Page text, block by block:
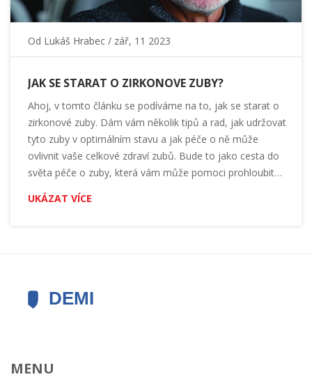
Od Lukáš Hrabec / zář, 11 2023
JAK SE STARAT O ZIRKONOVE ZUBY?
Ahoj, v tomto článku se podíváme na to, jak se starat o
zirkonové zuby. Dám vám několik tipů a rad, jak udržovat
tyto zuby v optimálním stavu a jak péče o ně může
ovlivnit vaše celkové zdraví zubů. Bude to jako cesta do
světa péče o zuby, která vám může pomoci prohloubit
vaše znalosti o tomto tématu. Připojte se ke mně a
pojďme to společně prozkoumat!
UKÁZAT VÍCE
MENU